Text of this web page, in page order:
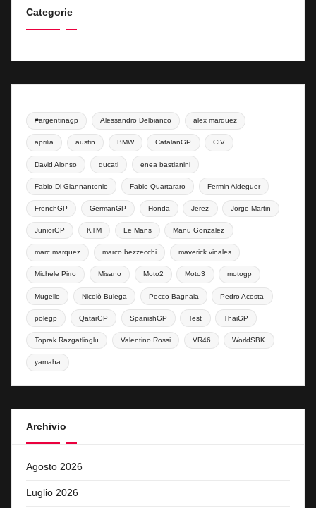
Categorie
#argentinagp Alessandro Delbianco alex marquez
aprilia austin BMW CatalanGP CIV
David Alonso ducati enea bastianini
Fabio Di Giannantonio Fabio Quartararo Fermin Aldeguer
FrenchGP GermanGP Honda Jerez Jorge Martin
JuniorGP KTM Le Mans Manu Gonzalez
marc marquez marco bezzecchi maverick vinales
Michele Pirro Misano Moto2 Moto3 motogp
Mugello Nicolò Bulega Pecco Bagnaia Pedro Acosta
polegp QatarGP SpanishGP Test ThaiGP
Toprak Razgatlioglu Valentino Rossi VR46 WorldSBK
yamaha
Archivio
Agosto 2026
Luglio 2026